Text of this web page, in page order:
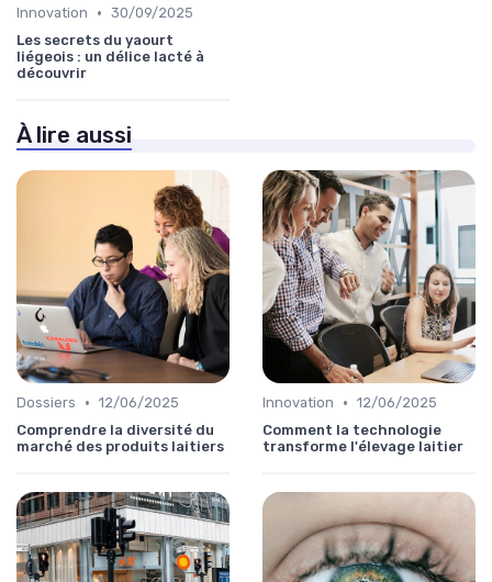
Innovation • 30/09/2025
Les secrets du yaourt
liégeois : un délice lacté à
découvrir
À lire aussi
Dossiers • 12/06/2025
Comprendre la diversité du
marché des produits laitiers
Innovation • 12/06/2025
Comment la technologie
transforme l'élevage laitier